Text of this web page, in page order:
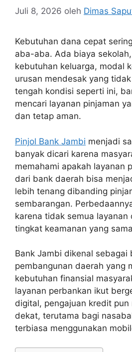
Juli 8, 2026 oleh Dimas
Kebutuhan dana cepat
aba-aba. Ada biaya
kebutuhan keluarga, modal
urusan mendesak yang
tengah kondisi seperti ini,
mencari layanan pinjaman
dan tetap aman.
Pinjol Bank Jambi menjadi
banyak dicari karena
memahami apakah layanan
dari bank daerah bisa
lebih tenang dibanding
sembarangan.
karena tidak semua layanan
tingkat keamanan yang
Bank Jambi dikenal sebagai
pembangunan daerah yang
kebutuhan finansial
layanan perbankan ikut
digital, pengajuan kredit
dekat, terutama bagi
terbiasa menggunakan